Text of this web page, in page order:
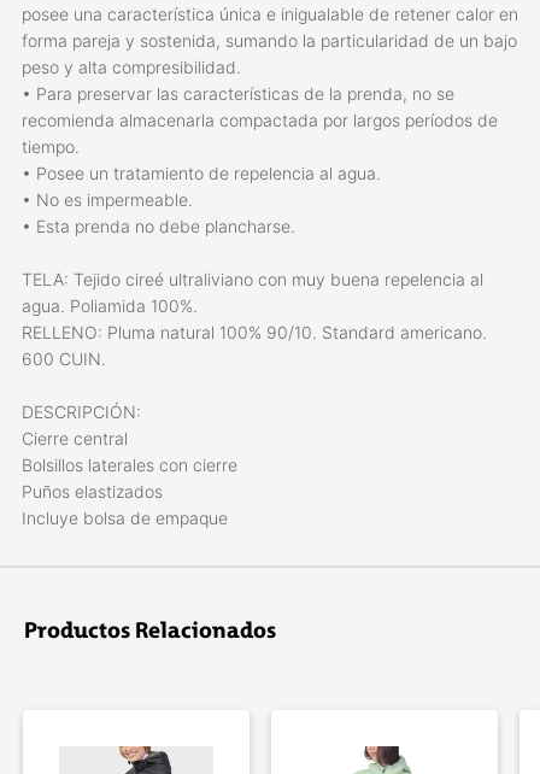
posee una característica única e inigualable de retener calor en
forma pareja y sostenida, sumando la particularidad de un bajo
peso y alta compresibilidad.
• Para preservar las características de la prenda, no se
recomienda almacenarla compactada por largos períodos de
tiempo.
• Posee un tratamiento de repelencia al agua.
• No es impermeable.
• Esta prenda no debe plancharse.
TELA: Tejido cireé ultraliviano con muy buena repelencia al
agua. Poliamida 100%.
RELLENO: Pluma natural 100% 90/10. Standard americano.
600 CUIN.
DESCRIPCIÓN:
Cierre central
Bolsillos laterales con cierre
Puños elastizados
Incluye bolsa de empaque
Productos Relacionados